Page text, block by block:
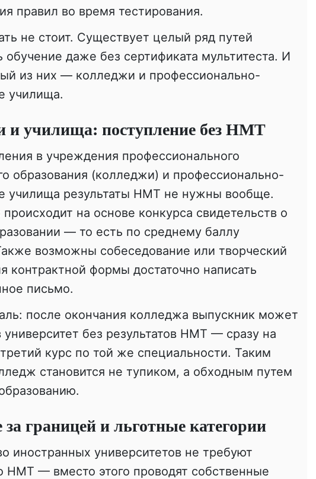
правил во время тестирования.
не стоит. Существует целый ряд путей
обучение даже без сертификата мультитеста. И
из них — колледжи и профессионально-
училища.
и училища: поступление без НМТ
в учреждения профессионального
образования (колледжи) и профессионально-
училища результаты НМТ не нужны вообще.
на основе конкурса свидетельств о
— то есть по среднему баллу
возможны собеседование или творческий
контрактной формы достаточно написать
письмо.
после окончания колледжа выпускник может
университет без результатов НМТ — сразу на
курс по той же специальности. Таким
становится не тупиком, а обходным путем
границей и льготные категории
иностранных университетов не требуют
НМТ — вместо этого проводят собственные